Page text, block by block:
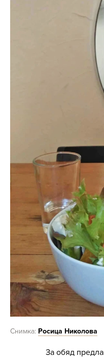
Снимка: Росица Николова
За обяд